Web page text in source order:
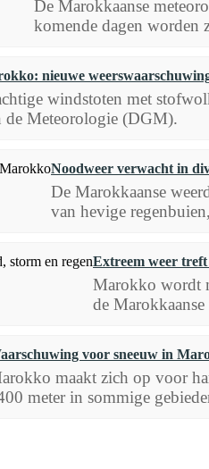
De Marokkaanse
komende dagen worden
nieuwe
windstoten met
de Meteorologie (DGM).
Noodweer verwacht in
De Marokkaanse
van hevige
Extreem weer
Marokko wordt
de
voor sneeuw in
maakt zich op voor
meter in sommige